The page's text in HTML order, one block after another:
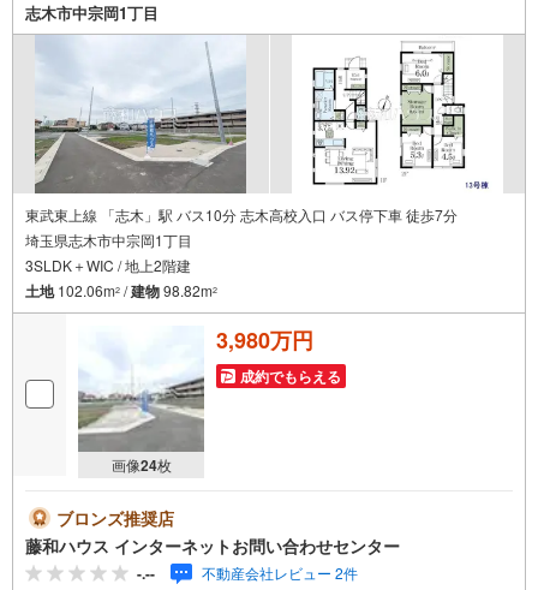
志木市中宗岡1丁目
東武東上線 「志木」駅 バス10分 志木高校入口 バス停下車 徒歩7分
埼玉県志木市中宗岡1丁目
3SLDK＋WIC / 地上2階建
土地102.06m2 /建物98.82m2
画像24枚
3,980万円
成約でもらえる
ブロンズ推奨店
藤和ハウス インターネットお問い合わせセンター
-.-- 不動産会社レビュー 2件